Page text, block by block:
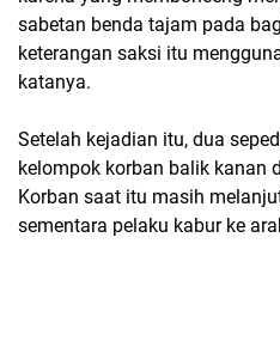
sabetan benda tajam pada
keterangan saksi itu
katanya.
Setelah kejadian itu, dua
kelompok korban balik kanan
Korban saat itu masih
sementara pelaku kabur ke